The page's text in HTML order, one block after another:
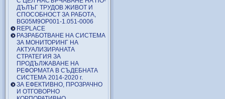
ДЪЛЪГ ТРУДОВ ЖИВОТ И
СПОСОБНОСТ ЗА РАБОТА,
BG05M9OP001-1.051-0006
REPLACE
РАЗРАБОТВАНЕ НА СИСТЕМА
ЗА МОНИТОРИНГ НА
АКТУАЛИЗИРАНАТА
СТРАТЕГИЯ ЗА
ПРОДЪЛЖАВАНЕ НА
РЕФОРМАТА В СЪДЕБНАТА
СИСТЕМА 2014-2020 г.
ЗА ЕФЕКТИВНО, ПРОЗРАЧНО
И ОТГОВОРНО